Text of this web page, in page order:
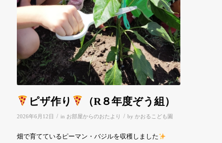
ピザ作り （R８年度ぞう組）
2026年6月12日 / in お部屋からのおたより / by かおるこども園
畑で育てているピーマン・バジルを収穫しました